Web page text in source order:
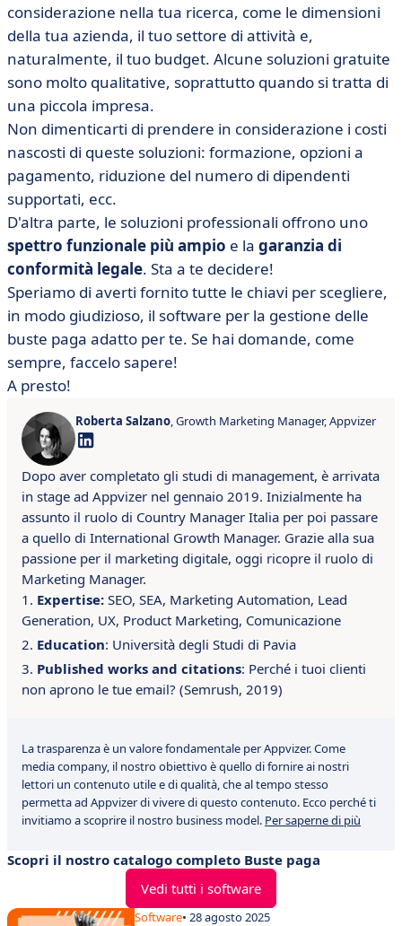
considerazione nella tua ricerca, come le dimensioni
della tua azienda, il tuo settore di attività e,
naturalmente, il tuo budget. Alcune soluzioni gratuite
sono molto qualitative, soprattutto quando si tratta di
una piccola impresa.
Non dimenticarti di prendere in considerazione i costi
nascosti di queste soluzioni: formazione, opzioni a
pagamento, riduzione del numero di dipendenti
supportati, ecc.
D'altra parte, le soluzioni professionali offrono uno
spettro funzionale più ampio e la garanzia di
conformità legale. Sta a te decidere!
Speriamo di averti fornito tutte le chiavi per scegliere,
in modo giudizioso, il software per la gestione delle
buste paga adatto per te. Se hai domande, come
sempre, faccelo sapere!
A presto!
Roberta Salzano, Growth Marketing Manager, Appvizer
Dopo aver completato gli studi di management, è arrivata
in stage ad Appvizer nel gennaio 2019. Inizialmente ha
assunto il ruolo di Country Manager Italia per poi passare
a quello di International Growth Manager. Grazie alla sua
passione per il marketing digitale, oggi ricopre il ruolo di
Marketing Manager.
Expertise: SEO, SEA, Marketing Automation, Lead
Generation, UX, Product Marketing, Comunicazione
Education: Università degli Studi di Pavia
Published works and citations: Perché i tuoi clienti
non aprono le tue email? (Semrush, 2019)
La trasparenza è un valore fondamentale per Appvizer. Come
media company, il nostro obiettivo è quello di fornire ai nostri
lettori un contenuto utile e di qualità, che al tempo stesso
permetta ad Appvizer di vivere di questo contenuto. Ecco perché ti
invitiamo a scoprire il nostro business model. Per saperne di più
Scopri il nostro catalogo completo Buste paga
Vedi tutti i software
Software• 28 agosto 2025